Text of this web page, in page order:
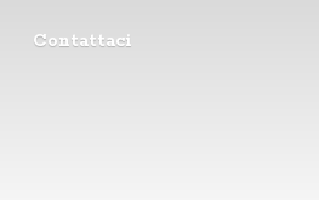
Contattaci